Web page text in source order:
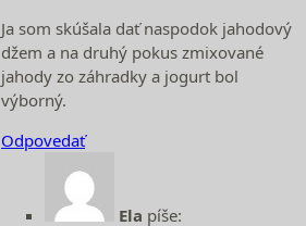
Ja som skúšala dať naspodok jahodový
džem a na druhý pokus zmixované
jahody zo záhradky a jogurt bol
výborný.
Odpovedať
Ela píše: